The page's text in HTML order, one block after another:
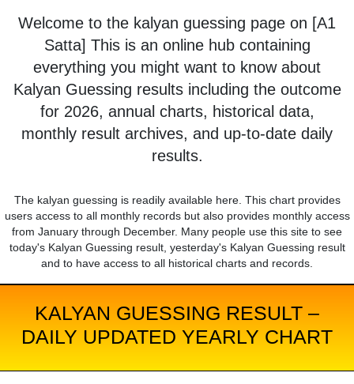
Welcome to the kalyan guessing page on [A1
Satta] This is an online hub containing
everything you might want to know about
Kalyan Guessing results including the outcome
for 2026, annual charts, historical data,
monthly result archives, and up-to-date daily
results.
The kalyan guessing is readily available here. This chart provides
users access to all monthly records but also provides monthly access
from January through December. Many people use this site to see
today's Kalyan Guessing result, yesterday's Kalyan Guessing result
and to have access to all historical charts and records.
KALYAN GUESSING RESULT –
DAILY UPDATED YEARLY CHART